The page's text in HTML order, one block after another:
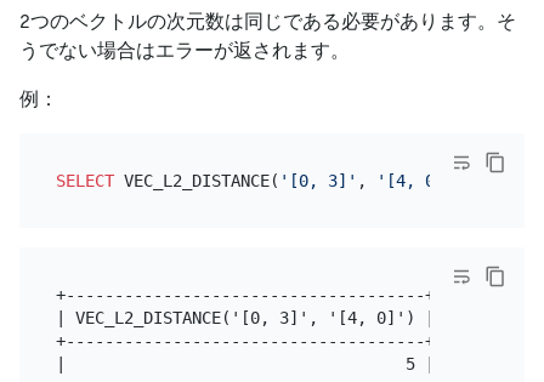
{\sum
\limits *
{(p* {i}-
2つのベクトルの次元数は同じである必要があります。そ
うでない場合はエラーが返されます。
例：
SELECT VEC_L2_DISTANCE( '[0, 3]' , '[4, 0]'
+-------------------------------------+
| VEC_L2_DISTANCE('[0, 3]', '[4, 0]') |
+-------------------------------------+
|                                   5 |